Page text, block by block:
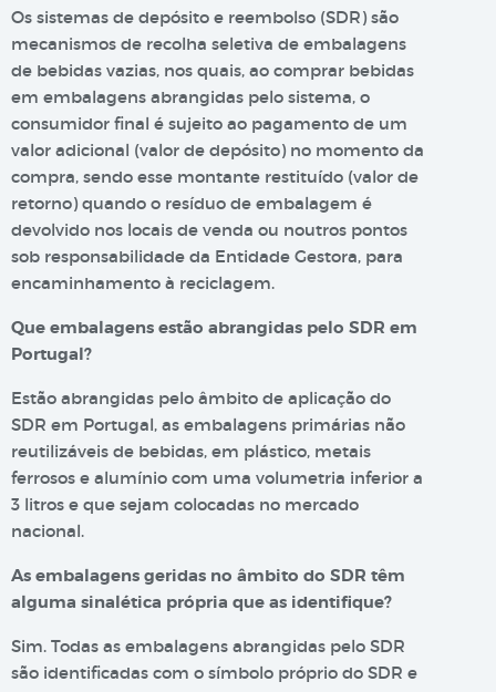
Os sistemas de depósito e reembolso (SDR) são
mecanismos de recolha seletiva de embalagens
de bebidas vazias, nos quais, ao comprar bebidas
em embalagens abrangidas pelo sistema, o
consumidor final é sujeito ao pagamento de um
valor adicional (valor de depósito) no momento da
compra, sendo esse montante restituído (valor de
retorno) quando o resíduo de embalagem é
devolvido nos locais de venda ou noutros pontos
sob responsabilidade da Entidade Gestora, para
encaminhamento à reciclagem.
Que embalagens estão abrangidas pelo SDR em
Portugal?
Estão abrangidas pelo âmbito de aplicação do
SDR em Portugal, as embalagens primárias não
reutilizáveis de bebidas, em plástico, metais
ferrosos e alumínio com uma volumetria inferior a
3 litros e que sejam colocadas no mercado
nacional.
As embalagens geridas no âmbito do SDR têm
alguma sinalética própria que as identifique?
Sim. Todas as embalagens abrangidas pelo SDR
são identificadas com o símbolo próprio do SDR e